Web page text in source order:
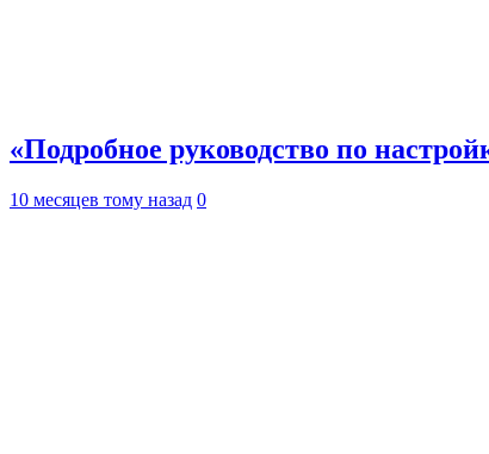
«Подробное руководство по
10 месяцев тому назад 0